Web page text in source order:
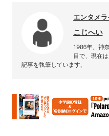
エンタメ
こじへい
1986年、神
目で、現在
記事を執筆しています。